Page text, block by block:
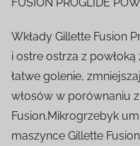
Wkłady Gillette Fusion
i ostre ostrza z
łatwe golenie,
włosów w porównaniu
Fusion.Mikrogrzebyk
maszynce Gillette